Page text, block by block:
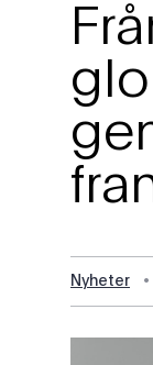
Nyheter •